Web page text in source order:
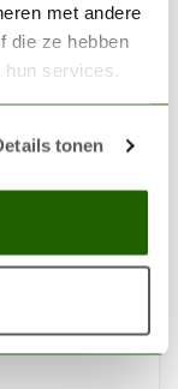
met andere
die ze hebben
services.
tonen